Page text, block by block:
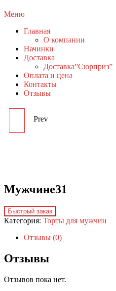
Меню
Главная
О компании
Начинки
Доставка
Доставка”Сюрприз”
Оплата и цена
Контакты
Отзывы
Prev
Мужчине31
Быстрый заказ
Категория: Торты для мужчин
Отзывы (0)
Отзывы
Отзывов пока нет.